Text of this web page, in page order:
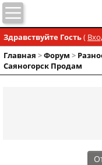
Здравствуйте Гость(
Главная >Форум >
Саяногорск Продам